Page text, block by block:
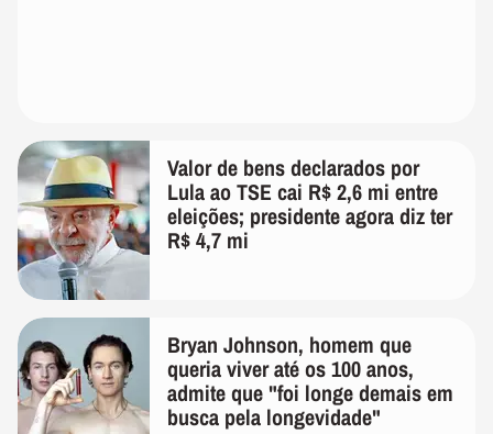
Valor de bens declarados por
Lula ao TSE cai R$ 2,6 mi entre
eleições; presidente agora diz ter
R$ 4,7 mi
Bryan Johnson, homem que
queria viver até os 100 anos,
admite que "foi longe demais em
busca pela longevidade"